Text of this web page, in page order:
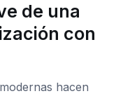
de una
con
hacen